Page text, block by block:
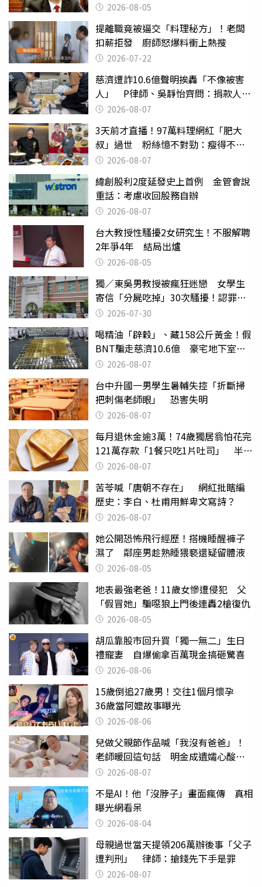
2026-08-05
提離職竟被逼交「料理秘方」！老闆
扣薪拒發 廚師怒爆料衝上熱搜
2026-07-22
慈濟遭詐10.6億聲明挨轟「不像被害
人」 P律師、吳靜怡齊問：捐款人有
權知道真相
2026-08-07
3天前才直播！97萬料理網紅「肥大
叔」過世 粉絲憶不對勁：瘦得不合
理 2026-08-07
緯創股利2度延發史上首例 金管會說
重話：考慮收回股務自辦
2026-08-07
台大教授性騷擾2女研究生！不服解聘
2年爭4年 結局出爐
2026-08-05
獨／東吳男教授被瘋狂迷戀 女學生
寄信「分屍吃掉」30次騷擾！認罪免
關 2026-07-30
喝精油「辟穀」、藏158公斤黃金！假
BNT騙走慈濟10.6億 豪宅地下室竟
挖出乾鮑金庫
2026-08-07
台中升國一男學生暑輔失控「折斷掃
把刺傷老師眼」 恐害失明
2026-08-07
每月退休金逾3萬！74歲獨居翁怕花完
121萬存款「1餐只吃1片吐司」 半年
後暴瘦嚇壞女兒
2026-08-07
苦苓喊「唐朝不存在」 網紅批瞎編
歷史：李白、杜甫用鮮卑文寫詩？
2026-08-07
她公開恐怖飛行經歷！搭機睡醒褲子
濕了 鄰座男趁熟睡猥褻還疑留體液
2026-08-05
地表最強老爸！11歲女慘遭侵犯 父
「假冒她」騙噁狼上門後連轟2槍復仇
2026-08-05
胡瓜靠股市回升買「獨一無二」生日
禮寵妻 自爆偷拿百萬現金搞砸驚喜
2026-08-06
15歲倒追27歲男！交往1個月懷孕
36歲當阿嬤故事曝光
2026-08-06
兒做父親節作品喊「我沒有爸爸」！
老師暖回這句話 明金成遺孀心酸惹
淚 2026-08-07
不是AI！他「沒脖子」畫面瘋傳 真相
曝光網看呆
2026-08-04
母親過世當天提領206萬辦後事「父子
遭判刑」 律師：搶錢先下手是罪
2026-08-07